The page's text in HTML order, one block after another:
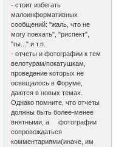
- стоит избегать
малоинформативных
сообщений: "жаль, что не
могу поехать", "риспект",
"гы..." и т.п.
- отчеты и фотографии к тем
велотурам/покатушкам,
проведение которых не
освещалось в Форуме,
даются в новых темах.
Однако помните, что отчеты
должны быть более-менее
внятными, а фотографии
сопровождаться
комментариями(иначе, им